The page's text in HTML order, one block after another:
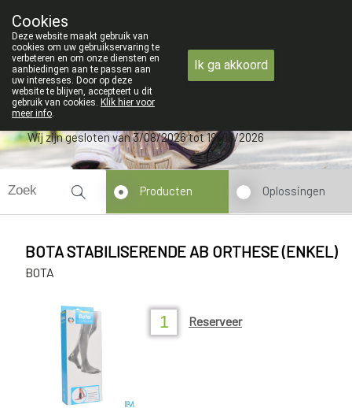
09 228 32 36
Wij zijn gesloten van 3/08/2026 tot 19/08/2026
Producten Oplossingen
BOTA STABILISERENDE AB ORTHESE (ENKEL)
BOTA
Reserveer
Cookies
Deze website maakt gebruik van
cookies om uw gebruikservaring te
verbeteren en om onze diensten en
aanbiedingen aan te passen aan
uw interesses. Door op deze
website te blijven, accepteert u dit
gebruik van cookies. Klik hier voor
meer info.
Ik ga akkoord